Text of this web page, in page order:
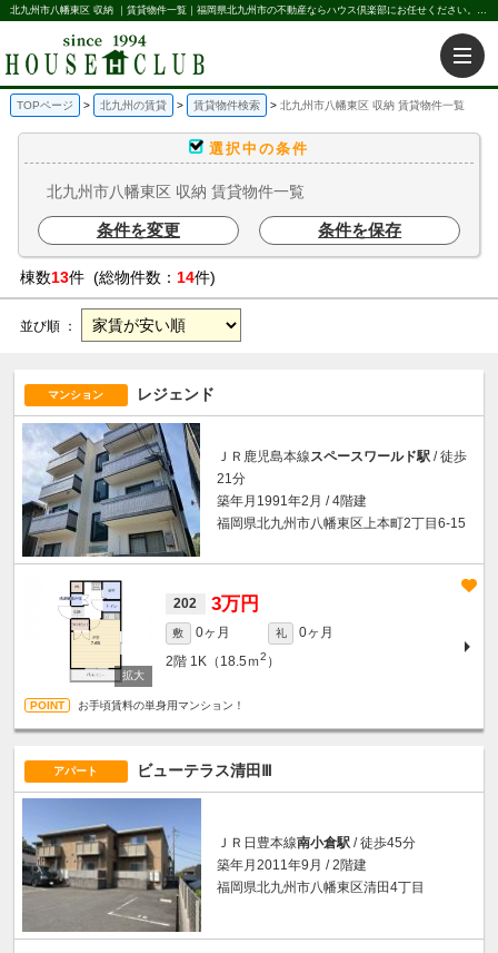
北九州市八幡東区 収納 ｜賃貸物件一覧｜福岡県北九州市の不動産ならハウス倶楽部にお任せください。北九州の賃貸・売買・不動産買取などを不動産に関することならなんでもお任せ。
TOPページ 北九州の賃貸 賃貸物件検索 北九州市八幡東区 収納 賃貸物件一覧
選択中の条件
北九州市八幡東区 収納 賃貸物件一覧
条件を変更 条件を保存
棟数13件 (総物件数： 14件)
並び順 ：
マンション レジェンド
ＪＲ鹿児島本線スペースワールド駅 / 徒歩
21分
築年月1991年2月 / 4階建
福岡県北九州市八幡東区上本町2丁目6-15
202 3万円
敷 0ヶ月 礼
0ヶ月
2階 1K（18.5ｍ2 ）
お手頃賃料の単身用マンション！
アパート ビューテラス清田Ⅲ
ＪＲ日豊本線南小倉駅 / 徒歩45分
築年月2011年9月 / 2階建
福岡県北九州市八幡東区清田4丁目